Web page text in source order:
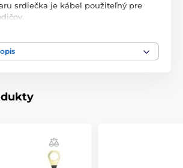
srdiečka je kábel použiteľný pre
m
v kategóriách
elektrické ohradníky